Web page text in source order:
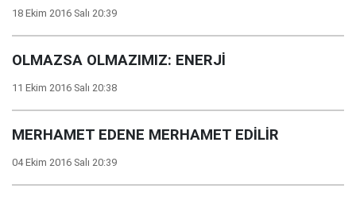
18 Ekim 2016 Salı 20:39
OLMAZSA OLMAZIMIZ: ENERJİ
11 Ekim 2016 Salı 20:38
MERHAMET EDENE MERHAMET EDİLİR
04 Ekim 2016 Salı 20:39